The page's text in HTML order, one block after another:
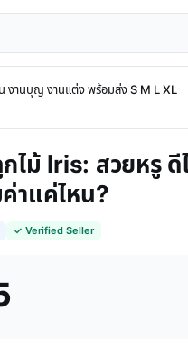
งานบุญ งานแต่ง พร้อมส่ง S M L XL
ไม้ Iris: สวยหรู
าแค่ไหน?
✓ Verified Seller